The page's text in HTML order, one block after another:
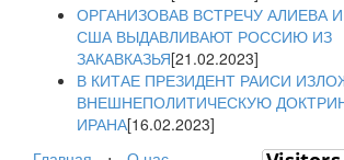
ОРГАНИЗОВАВ ВСТРЕЧУ АЛИЕВА
США ВЫДАВЛИВАЮТ РОССИЮ ИЗ
ЗАКАВКАЗЬЯ[21.02.2023]
В КИТАЕ ПРЕЗИДЕНТ РАИСИ
ВНЕШНЕПОЛИТИЧЕСКУЮ
ИРАНА[16.02.2023]